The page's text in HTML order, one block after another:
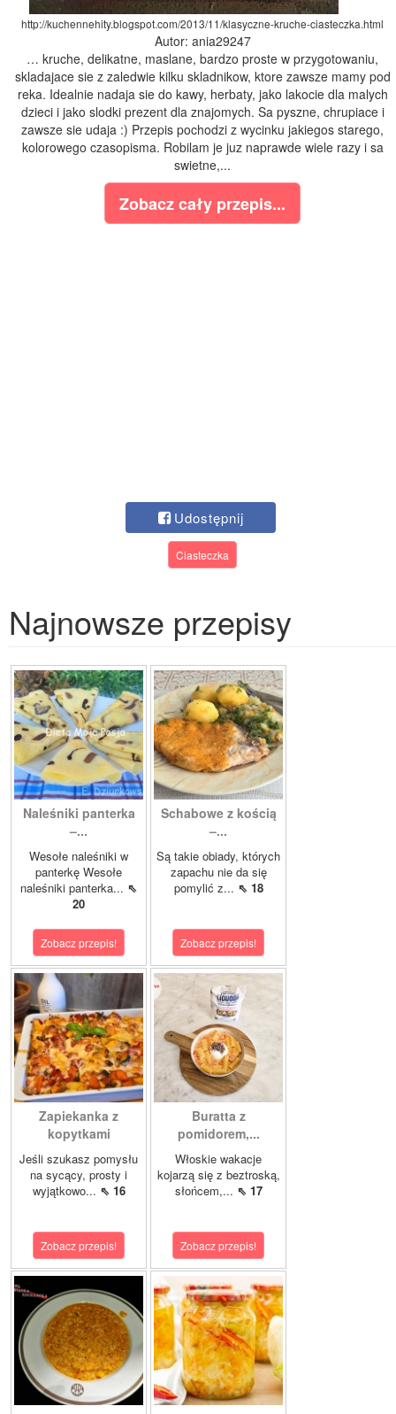
http://kuchennehity.blogspot.com/2013/11/klasyczne-kruche-ciasteczka.html
Autor: ania29247
… kruche, delikatne, maslane, bardzo proste w przygotowaniu,
skladajace sie z zaledwie kilku skladnikow, ktore zawsze mamy pod
reka. Idealnie nadaja sie do kawy, herbaty, jako lakocie dla malych
dzieci i jako slodki prezent dla znajomych. Sa pyszne, chrupiace i
zawsze sie udaja :) Przepis pochodzi z wycinku jakiegos starego,
kolorowego czasopisma. Robilam je juz naprawde wiele razy i sa
swietne,...
Zobacz cały przepis...
Udostępnij
Ciasteczka
Najnowsze przepisy
Naleśniki panterka
–...
Wesołe naleśniki w
panterkę Wesołe
naleśniki panterka... ⇖
20
Zobacz przepis!
Schabowe z kością
–...
Są takie obiady, których
zapachu nie da się
pomylić z... ⇖ 18
Zobacz przepis!
Zapiekanka z
kopytkami
Jeśli szukasz pomysłu
na sycący, prosty i
wyjątkowo... ⇖ 16
Zobacz przepis!
Buratta z
pomidorem,...
Włoskie wakacje
kojarzą się z beztroską,
słońcem,... ⇖ 17
Zobacz przepis!